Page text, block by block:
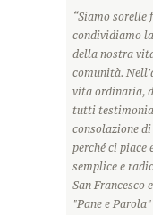
“Siamo sorelle
condividiamo
della nostra
comunità.
vita ordinaria,
tutti
consolazione di
perché ci
semplice e
San Francesco
"Pane e